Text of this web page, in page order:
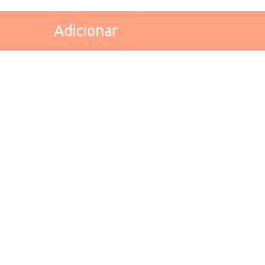
Adicionar